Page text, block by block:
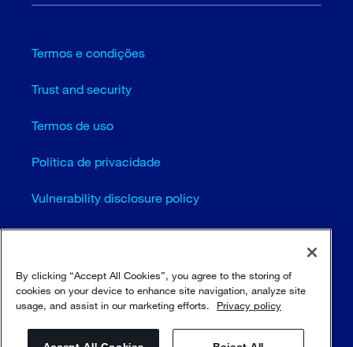
Termos e condições
Trust and security
Termos de uso
Política de privacidade
Vulnerability disclosure policy
Configurações de cookies (EN)
Mapa do site
© Sulzer Ltd 1996 - 2025
By clicking “Accept All Cookies”, you agree to the storing of
cookies on your device to enhance site navigation, analyze site
usage, and assist in our marketing efforts.
Privacy policy